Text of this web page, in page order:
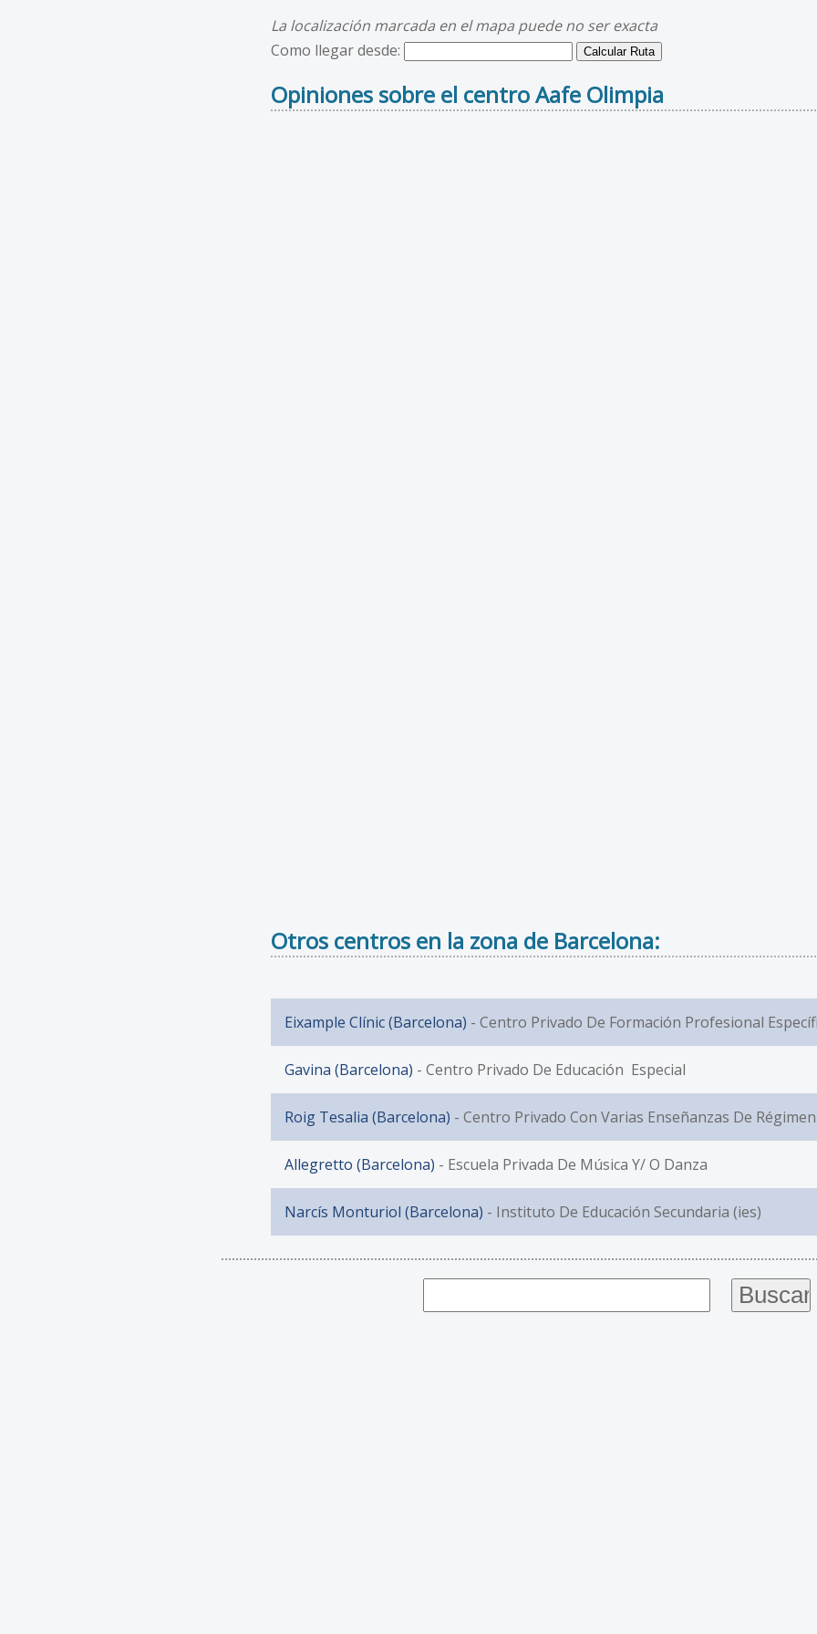
La localización marcada en el mapa puede no ser exacta
Como llegar desde:
Opiniones sobre el centro Aafe Olimpia
Otros centros en la zona de Barcelona:
Eixample Clínic (Barcelona) - Centro Privado De Formación Profesional
Gavina (Barcelona) - Centro Privado De Educación Especial
Roig Tesalia (Barcelona) - Centro Privado Con Varias Enseñanzas De
Allegretto (Barcelona) - Escuela Privada De Música Y/ O Danza
Narcís Monturiol (Barcelona) - Instituto De Educación Secundaria (ies)